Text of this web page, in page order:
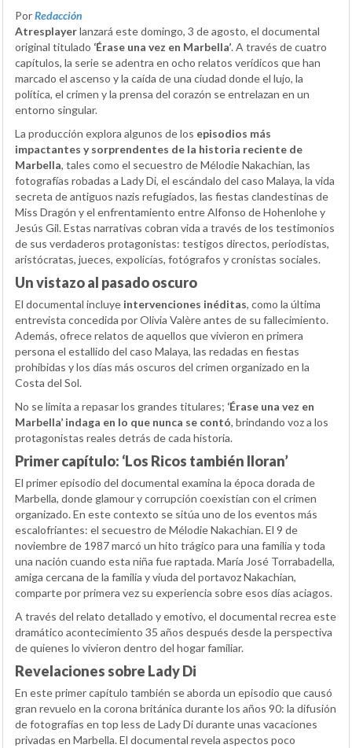
PorRedacción
Atresplayerlanzará este domingo, 3 de agosto, el documental
original titulado ‘Érase una vez en Marbella’. A través de cuatro
capítulos, la serie se adentra en ocho relatos verídicos que han
marcado el ascenso y la caída de una ciudad donde el lujo, la
política, el crimen y la prensa del corazón se entrelazan en un
entorno singular.
La producción explora algunos de los episodios más
impactantes y sorprendentes de la historia reciente de
Marbella, tales como el secuestro de Mélodie Nakachian, las
fotografías robadas a Lady Di, el escándalo del caso Malaya, la vida
secreta de antiguos nazis refugiados, las fiestas clandestinas de
Miss Dragón y el enfrentamiento entre Alfonso de Hohenlohe y
Jesús Gil. Estas narrativas cobran vida a través de los testimonios
de sus verdaderos protagonistas: testigos directos, periodistas,
aristócratas, jueces, expolicías, fotógrafos y cronistas sociales.
Un vistazo al pasado oscuro
El documental incluye intervenciones inéditas, como la última
entrevista concedida por Olivia Valère antes de su fallecimiento.
Además, ofrece relatos de aquellos que vivieron en primera
persona el estallido del caso Malaya, las redadas en fiestas
prohibidas y los días más oscuros del crimen organizado en la
Costa del Sol.
No se limita a repasar los grandes titulares; ‘Érase una vez en
Marbella’ indaga en lo que nunca se contó, brindando voz a los
protagonistas reales detrás de cada historia.
Primer capítulo: ‘Los Ricos también lloran’
El primer episodio del documental examina la época dorada de
Marbella, donde glamour y corrupción coexistían con el crimen
organizado. En este contexto se sitúa uno de los eventos más
escalofriantes: el secuestro de Mélodie Nakachian. El 9 de
noviembre de 1987 marcó un hito trágico para una familia y toda
una nación cuando esta niña fue raptada. María José Torrabadella,
amiga cercana de la familia y viuda del portavoz Nakachian,
comparte por primera vez su experiencia sobre esos días aciagos.
A través del relato detallado y emotivo, el documental recrea este
dramático acontecimiento 35 años después desde la perspectiva
de quienes lo vivieron dentro del hogar familiar.
Revelaciones sobre Lady Di
En este primer capítulo también se aborda un episodio que causó
gran revuelo en la corona británica durante los años 90: la difusión
de fotografías en top less de Lady Di durante unas vacaciones
privadas en Marbella. El documental revela aspectos poco